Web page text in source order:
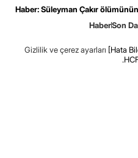
Haber: Süleyman Çakır
HaberSon
Gizlilik ve çerez ayarları [Hata